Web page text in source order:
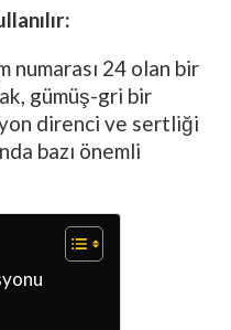
numarası 24 olan bir
gümüş-gri bir
direnci ve sertliği
bazı önemli